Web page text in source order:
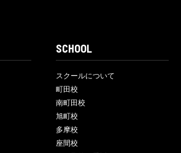
SCHOOL
スクールについて
町田校
南町田校
旭町校
多摩校
座間校